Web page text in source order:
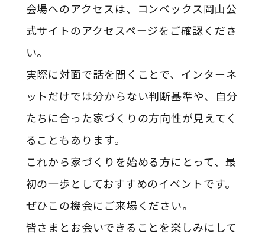
会場へのアクセスは、コンベックス岡山公
式サイトのアクセスページをご確認くださ
い。
実際に対面で話を聞くことで、インターネ
ットだけでは分からない判断基準や、自分
たちに合った家づくりの方向性が見えてく
ることもあります。
これから家づくりを始める方にとって、最
初の一歩としておすすめのイベントです。
ぜひこの機会にご来場ください。
皆さまとお会いできることを楽しみにして